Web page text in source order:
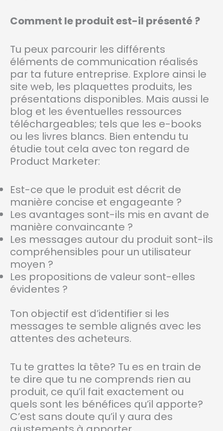
Comment le produit est-il présenté ?
Tu peux parcourir les différents
éléments de communication réalisés
par ta future entreprise. Explore ainsi le
site web, les plaquettes produits, les
présentations disponibles. Mais aussi le
blog et les éventuelles ressources
téléchargeables; tels que les e-books
ou les livres blancs. Bien entendu tu
étudie tout cela avec ton regard de
Product Marketer:
Est-ce que le produit est décrit de
manière concise et engageante ?
Les avantages sont-ils mis en avant de
manière convaincante ?
Les messages autour du produit sont-ils
compréhensibles pour un utilisateur
moyen ?
Les propositions de valeur sont-elles
évidentes ?
Ton objectif est d’identifier si les
messages te semble alignés avec les
attentes des acheteurs.
Tu te grattes la tête? Tu es en train de
te dire que tu ne comprends rien au
produit, ce qu’il fait exactement ou
quels sont les bénéfices qu’il apporte?
C’est sans doute qu’il y aura des